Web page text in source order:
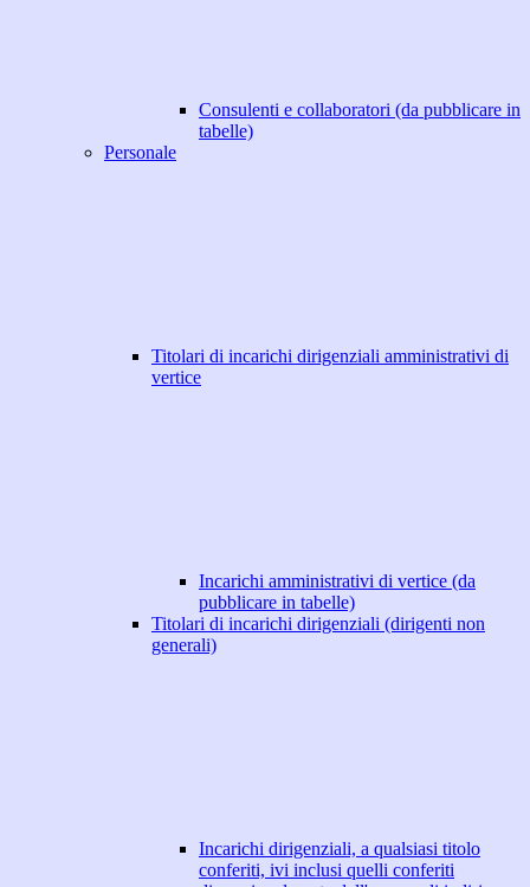
Consulenti e collaboratori (da pubblicare in
tabelle)
Personale
Titolari di incarichi dirigenziali amministrativi di
vertice
Incarichi amministrativi di vertice (da
pubblicare in tabelle)
Titolari di incarichi dirigenziali (dirigenti non
generali)
Incarichi dirigenziali, a qualsiasi titolo
conferiti, ivi inclusi quelli conferiti